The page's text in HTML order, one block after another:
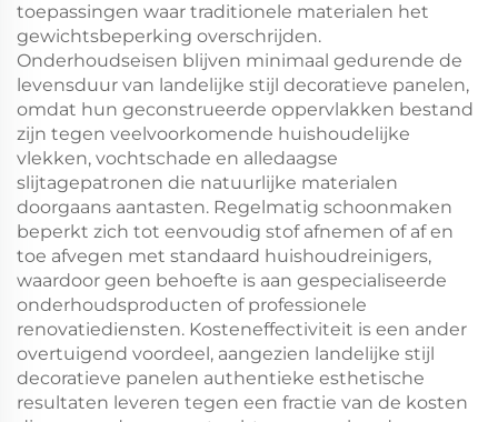
toepassingen waar traditionele materialen het
gewichtsbeperking overschrijden.
Onderhoudseisen blijven minimaal gedurende de
levensduur van landelijke stijl decoratieve panelen,
omdat hun geconstrueerde oppervlakken bestand
zijn tegen veelvoorkomende huishoudelijke
vlekken, vochtschade en alledaagse
slijtagepatronen die natuurlijke materialen
doorgaans aantasten. Regelmatig schoonmaken
beperkt zich tot eenvoudig stof afnemen of af en
toe afvegen met standaard huishoudreinigers,
waardoor geen behoefte is aan gespecialiseerde
onderhoudsproducten of professionele
renovatiediensten. Kosteneffectiviteit is een ander
overtuigend voordeel, aangezien landelijke stijl
decoratieve panelen authentieke esthetische
resultaten leveren tegen een fractie van de kosten